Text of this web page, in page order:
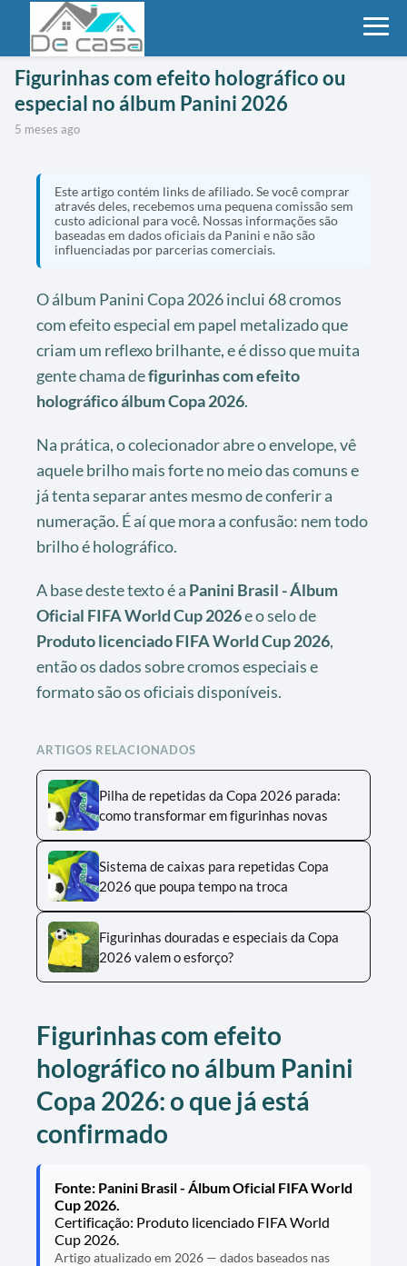
Figurinhas com efeito holográfico ou
especial no álbum Panini 2026
5 meses ago
Este artigo contém links de afiliado. Se você comprar
através deles, recebemos uma pequena comissão sem
custo adicional para você. Nossas informações são
baseadas em dados oficiais da Panini e não são
influenciadas por parcerias comerciais.
O álbum Panini Copa 2026 inclui 68 cromos
com efeito especial em papel metalizado que
criam um reflexo brilhante, e é disso que muita
gente chama defigurinhas com efeito
holográfico álbum Copa 2026.
Na prática, o colecionador abre o envelope, vê
aquele brilho mais forte no meio das comuns e
já tenta separar antes mesmo de conferir a
numeração. É aí que mora a confusão: nem todo
brilho é holográfico.
A base deste texto é a Panini Brasil - Álbum
Oficial FIFA World Cup 2026e o selo de
Produto licenciado FIFA World Cup 2026,
então os dados sobre cromos especiais e
formato são os oficiais disponíveis.
ARTIGOS RELACIONADOS
Pilha de repetidas da Copa 2026 parada:
como transformar em figurinhas novas
Sistema de caixas para repetidas Copa
2026 que poupa tempo na troca
Figurinhas douradas e especiais da Copa
2026 valem o esforço?
Figurinhas com efeito
holográfico no álbum Panini
Copa 2026: o que já está
confirmado
Fonte: Panini Brasil - Álbum Oficial FIFA World
Cup 2026.
Certificação: Produto licenciado FIFA World
Cup 2026.
Artigo atualizado em 2026 — dados baseados nas